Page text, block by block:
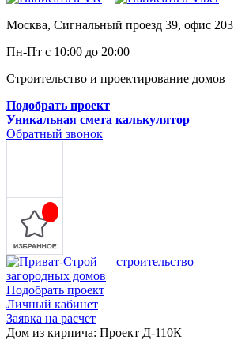
Москва, Сигнальный проезд 39, офис 203
Пн-Пт с 10:00 до 20:00
Строительство и проектирование домов
Подобрать проект
Уникальная смета калькулятор
Обратный звонок
Подобрать проект
Личный кабинет
Заявка на расчет
Дом из кирпича: Проект Д-110К